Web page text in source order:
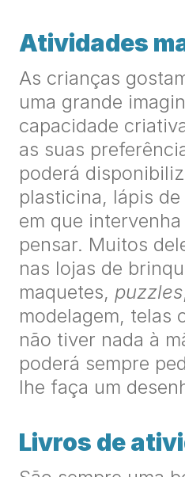
Atividades
As crianças
uma grande
capacidade
as suas
poderá
plasticina, lápis
em que
pensar. Muitos
nas lojas de
maquetes, puzzles
modelagem, telas
não tiver nada à
poderá sempre
lhe faça um
Livros de